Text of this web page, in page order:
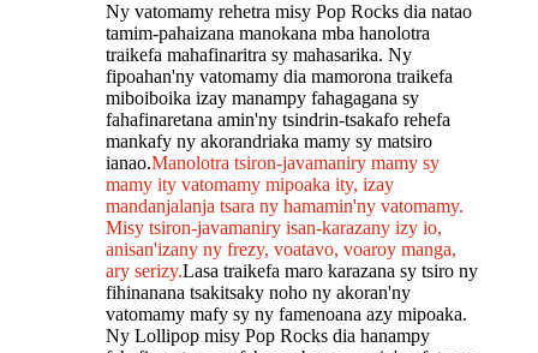
Ny vatomamy rehetra misy Pop Rocks dia natao
tamim-pahaizana manokana mba hanolotra
traikefa mahafinaritra sy mahasarika. Ny
fipoahan'ny vatomamy dia mamorona traikefa
miboiboika izay manampy fahagagana sy
fahafinaretana amin'ny tsindrin-tsakafo rehefa
mankafy ny akorandriaka mamy sy matsiro
ianao.Manolotra tsiron-javamaniry mamy sy
mamy ity vatomamy mipoaka ity, izay
mandanjalanja tsara ny hamamin'ny vatomamy.
Misy tsiron-javamaniry isan-karazany izy io,
anisan'izany ny frezy, voatavo, voaroy manga,
ary serizy.Lasa traikefa maro karazana sy tsiro ny
fihinanana tsakitsaky noho ny akoran'ny
vatomamy mafy sy ny famenoana azy mipoaka.
Ny Lollipop misy Pop Rocks dia hanampy